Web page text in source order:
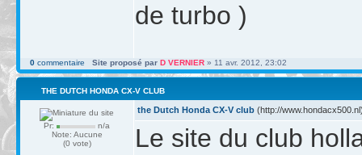
de turbo )
0 commentaire Site proposé par D VERNIER » 11 avr. 2012, 23:02
THE DUTCH HONDA CX-V CLUB
Pr:
n/a
Note: Aucune
(0 vote)
the Dutch Honda CX-V club (http://
Le site du club